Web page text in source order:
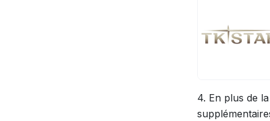
4. En plus de